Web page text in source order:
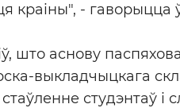
краіны", - гаворыцца
што аснову
выкладчыцкага
студэнтаў і